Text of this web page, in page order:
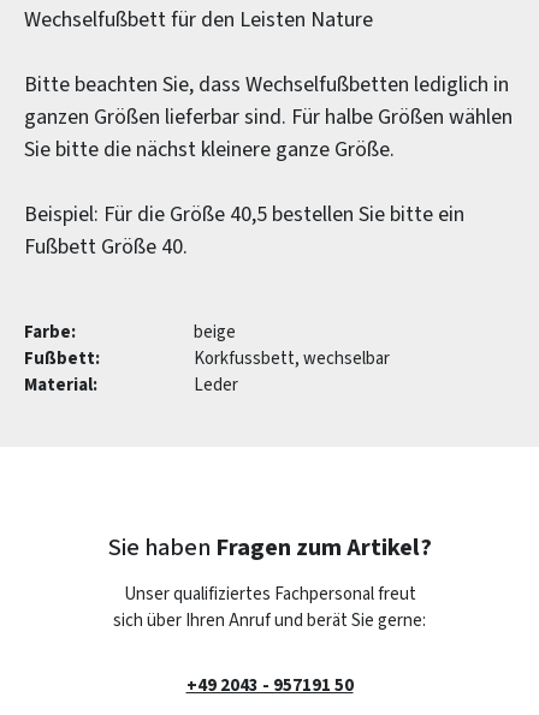
Wechselfußbett für den Leisten Nature
Bitte beachten Sie, dass Wechselfußbetten lediglich in
ganzen Größen lieferbar sind. Für halbe Größen wählen
Sie bitte die nächst kleinere ganze Größe.
Beispiel: Für die Größe 40,5 bestellen Sie bitte ein
Fußbett Größe 40.
Farbe:
beige
Fußbett:
Korkfussbett, wechselbar
Material:
Leder
Sie haben Fragen zum Artikel?
Unser qualifiziertes Fachpersonal freut
sich über Ihren Anruf und berät Sie gerne:
+49 2043 - 957191 50